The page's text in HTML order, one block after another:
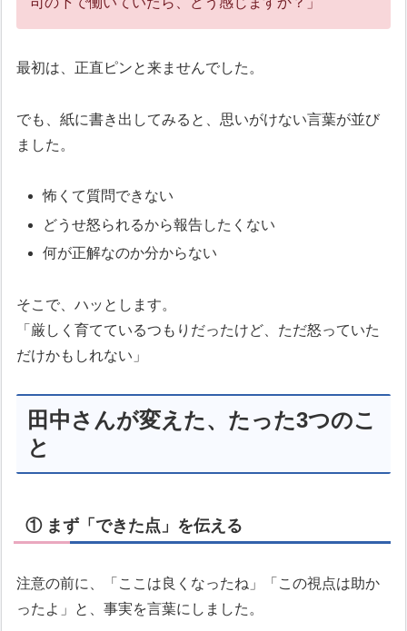
最初は、正直ピンと来ませんでした。
でも、紙に書き出してみると、思いがけない言葉が並び
ました。
怖くて質問できない
どうせ怒られるから報告したくない
何が正解なのか分からない
そこで、ハッとします。
「厳しく育てているつもりだったけど、ただ怒っていた
だけかもしれない」
田中さんが変えた、たった3つのこ
と
① まず「できた点」を伝える
注意の前に、「ここは良くなったね」「この視点は助か
ったよ」と、事実を言葉にしました。